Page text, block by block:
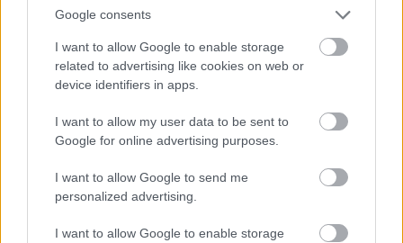
Google consents
I want to allow Google to enable storage
related to advertising like cookies on web or
device identifiers in apps.
I want to allow my user data to be sent to
Google for online advertising purposes.
I want to allow Google to send me
personalized advertising.
I want to allow Google to enable storage
2024.08.08. Kiss Lajos
A szolnoki csőtörések
hatalmas százaléka az
meglehetősen gyakran.
Néhány nap és lássunk
csodát, kicserélik az
ivóvízvezetéket, a
forgalomkorlátozásokkal is jár majd.